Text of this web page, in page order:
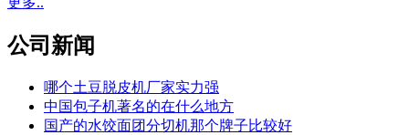
公司新闻
哪个土豆脱皮机厂家实力强
中国包子机著名的在什么地方
国产的水饺面团分切机那个牌子比较好